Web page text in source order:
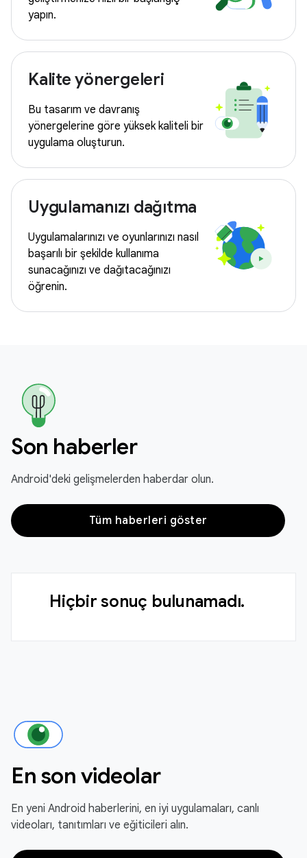
yapın.
Kalite yönergeleri
Bu tasarım ve davranış
yönergelerine göre yüksek kaliteli bir
uygulama oluşturun.
Uygulamanızı dağıtma
Uygulamalarınızı ve oyunlarınızı nasıl
başarılı bir şekilde kullanıma
sunacağınızı ve dağıtacağınızı
öğrenin.
Son haberler
Android'deki gelişmelerden haberdar olun.
Tüm haberleri göster
Hiçbir sonuç bulunamadı.
En son videolar
En yeni Android haberlerini, en iyi uygulamaları, canlı
videoları, tanıtımları ve eğiticileri alın.